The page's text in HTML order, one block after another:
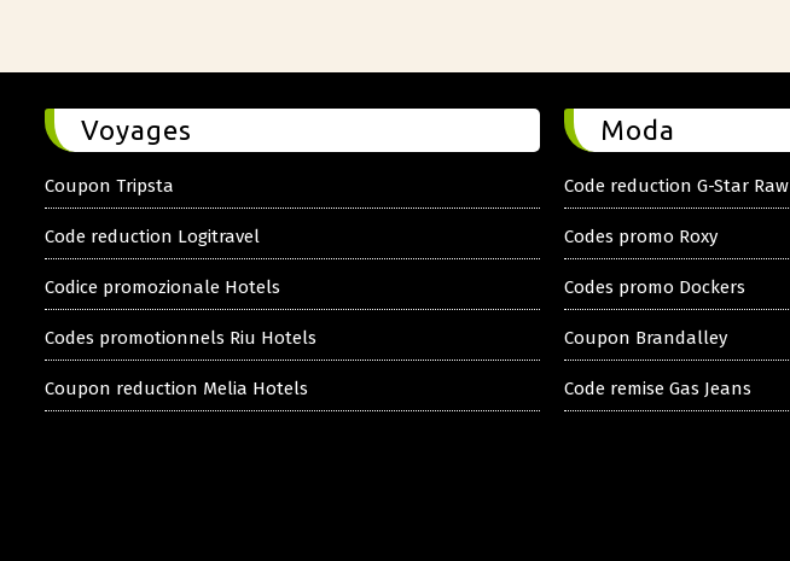
Voyages
Coupon Tripsta
Code reduction Logitravel
Codice promozionale Hotels
Codes promotionnels Riu Hotels
Coupon reduction Melia Hotels
Moda
Code reduction G-Star Raw
Codes promo Roxy
Codes promo Dockers
Coupon Brandalley
Code remise Gas Jeans